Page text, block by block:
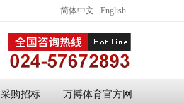
简体中文 English
采购招标 万搏体育官方网